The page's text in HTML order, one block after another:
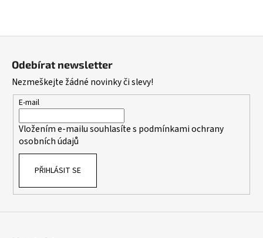
Odebírat newsletter
Nezmeškejte žádné novinky či slevy!
E-mail
Vložením e-mailu souhlasíte s podmínkami ochrany
osobních údajů
PŘIHLÁSIT SE